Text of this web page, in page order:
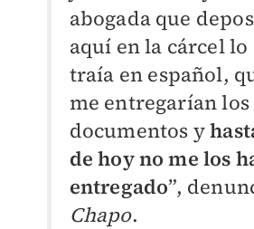
abogada que
aquí en la cárcel lo
traía en español,
me entregarían los
documentos y
de hoy no me los
entregado”,
Chapo.